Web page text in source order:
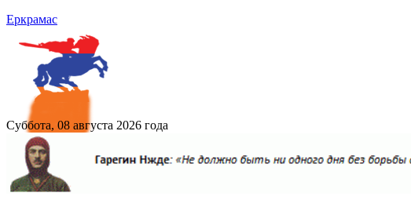
Еркрамас
Суббота, 08 августа 2026 года